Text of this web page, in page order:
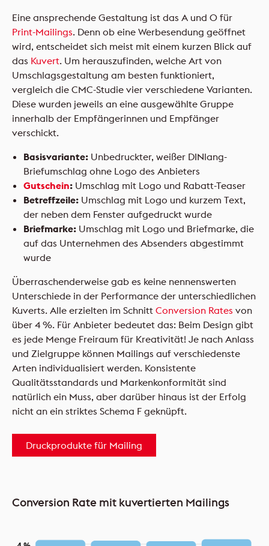
Eine ansprechende Gestaltung ist das A und O für
Print-Mailings. Denn ob eine Werbesendung geöffnet
wird, entscheidet sich meist mit einem kurzen Blick auf
das Kuvert. Um herauszufinden, welche Art von
Umschlagsgestaltung am besten funktioniert,
vergleich die CMC-Studie vier verschiedene Varianten.
Diese wurden jeweils an eine ausgewählte Gruppe
innerhalb der Empfängerinnen und Empfänger
verschickt.
Basisvariante: Unbedruckter, weißer DINlang-
Briefumschlag ohne Logo des Anbieters
Gutschein: Umschlag mit Logo und Rabatt-Teaser
Betreffzeile: Umschlag mit Logo und kurzem Text,
der neben dem Fenster aufgedruckt wurde
Briefmarke: Umschlag mit Logo und Briefmarke, die
auf das Unternehmen des Absenders abgestimmt
wurde
Überraschenderweise gab es keine nennenswerten
Unterschiede in der Performance der unterschiedlichen
Kuverts. Alle erzielten im Schnitt Conversion Rates von
über 4 %. Für Anbieter bedeutet das: Beim Design gibt
es jede Menge Freiraum für Kreativität! Je nach Anlass
und Zielgruppe können Mailings auf verschiedenste
Arten individualisiert werden. Konsistente
Qualitätsstandards und Markenkonformität sind
natürlich ein Muss, aber darüber hinaus ist der Erfolg
nicht an ein striktes Schema F geknüpft.
Druckprodukte für Mailing
Conversion Rate mit kuvertierten Mailings